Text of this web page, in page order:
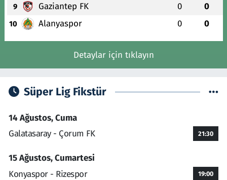
9 Gaziantep FK 0 0
10 Alanyaspor 0 0
Detaylar için tıklayın
Süper Lig Fikstür
14 Ağustos, Cuma
Galatasaray - Çorum FK
21:30
15 Ağustos, Cumartesi
Konyaspor - Rizespor
19:00